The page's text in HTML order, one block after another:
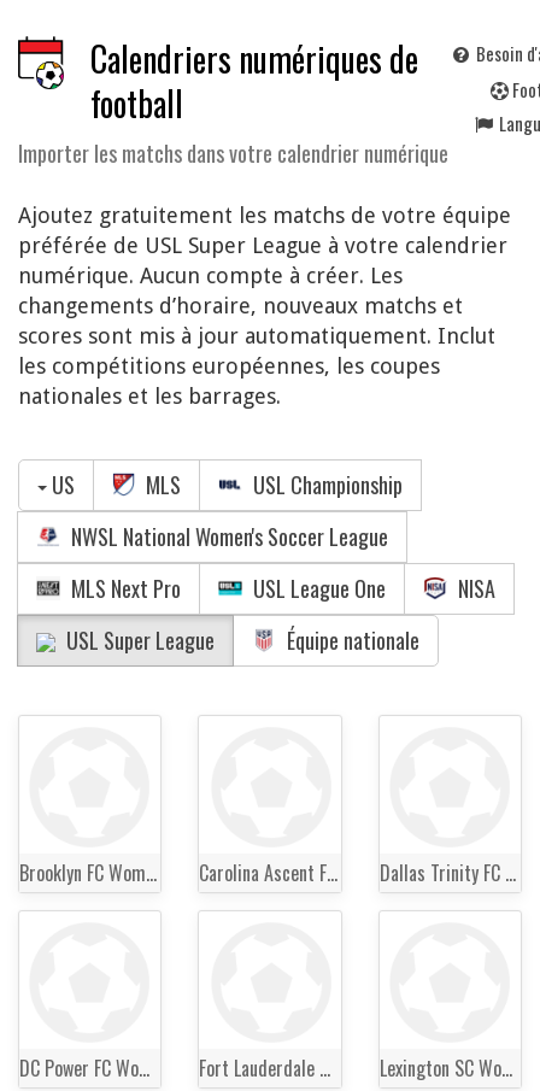
Calendriers numériques de
football
Importer les matchs dans votre calendrier numérique
Besoin
F
Ajoutez gratuitement les matchs de votre équipe
préférée de USL Super League à votre calendrier
numérique. Aucun compte à créer. Les
changements d’horaire, nouveaux matchs et
scores sont mis à jour automatiquement. Inclut
les compétitions européennes, les coupes
nationales et les barrages.
US MLS
USL Championship
NWSL National Women's Soccer League
MLS Next Pro
USL League One
NISA
USL Super League
Équipe nationale
Brooklyn FC Women Carolina Ascent FC Women Dallas Trinity FC Women
DC Power FC Women Fort Lauderdale United FC Women Lexington SC Women